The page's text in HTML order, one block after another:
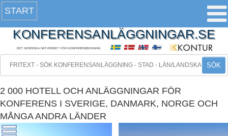
START
KONFERENSANLÄGGNINGAR.SE
DET NORDISKA NÄTVERKET FÖR KONFERENSBOKNING
SÖK
2 000 HOTELL OCH ANLÄGGNINGAR FÖR
KONFERENS I SVERIGE, DANMARK, NORGE OCH
MÅNGA ANDRA LÄNDER